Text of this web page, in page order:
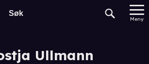
Meny
Ullmann